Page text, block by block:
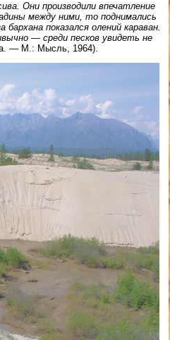
Они производили впечатление
между ними, то поднимались
показался олений караван.
— среди песков увидеть не
— М.: Мысль, 1964).